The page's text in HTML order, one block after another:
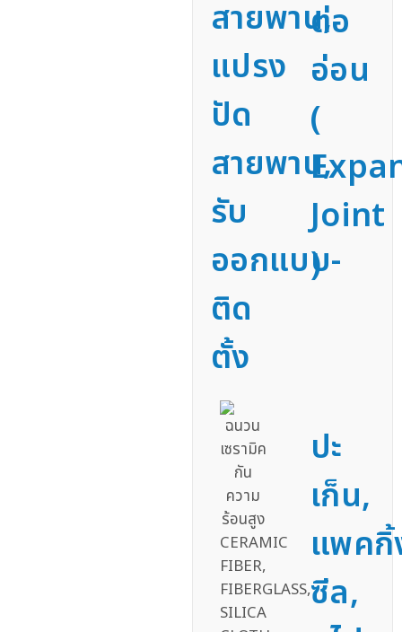
สายพาน,
แปรง
ปัด
สายพาน,
รับ
ออกแบบ-
ติด
ตั้ง
ต่อ
อ่อน
(
Joint
)
ปะ
เก็น,
แพคกิ้
ซีล,